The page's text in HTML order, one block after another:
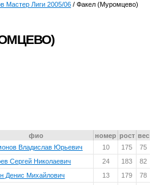
Мастер Лиги 2005/06 / Факел (Муромцево)
фио номер рост вес
Владислав Юрьевич 10 175 75
Сергей Николаевич 24 183 82
Денис Михайлович 13 179 78